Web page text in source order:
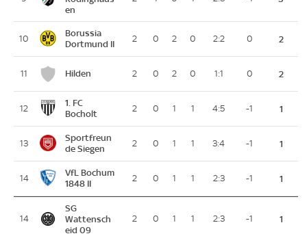
en
10
Borussia
Dortmund II
2 0 2 0 2:2 0 2
11 Hilden 2 0 2 0 1:1 0 2
12
1. FC
Bocholt
2 0 1 1 4:5 -1 1
13
Sportfreun
de Siegen
2 0 1 1 3:4 -1 1
14
VfL Bochum
1848 II
2 0 1 1 2:3 -1 1
14
SG
Wattensch
eid 09
2 0 1 1 2:3 -1 1